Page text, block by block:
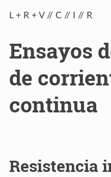
L + R + V // C // I // R
Ensayos
de
continua
Resistencia